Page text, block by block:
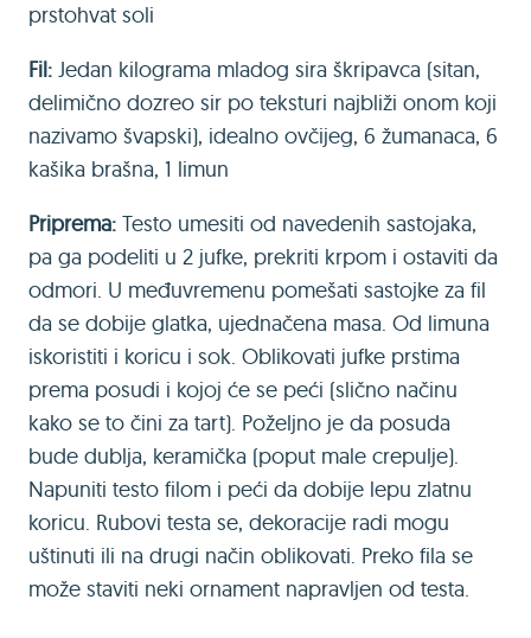
prstohvat soli
Fil: Jedan kilograma mladog sira škripavca (sitan,
delimično dozreo sir po teksturi najbliži onom koji
nazivamo švapski), idealno ovčijeg, 6 žumanaca, 6
kašika brašna, 1 limun
Priprema: Testo umesiti od navedenih sastojaka,
pa ga podeliti u 2 jufke, prekriti krpom i ostaviti da
odmori. U međuvremenu pomešati sastojke za fil
da se dobije glatka, ujednačena masa. Od limuna
iskoristiti i koricu i sok. Oblikovati jufke prstima
prema posudi i kojoj će se peći (slično načinu
kako se to čini za tart). Poželjno je da posuda
bude dublja, keramička (poput male crepulje).
Napuniti testo filom i peći da dobije lepu zlatnu
koricu. Rubovi testa se, dekoracije radi mogu
uštinuti ili na drugi način oblikovati. Preko fila se
može staviti neki ornament napravljen od testa.